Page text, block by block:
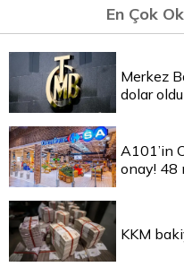
En Çok
Merkez
dolar oldu
A101’in
onay! 48
KKM